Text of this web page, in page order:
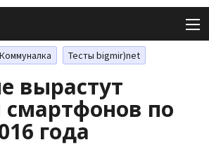
Коммуналка Тесты bigmir)net
вырастут
по
года